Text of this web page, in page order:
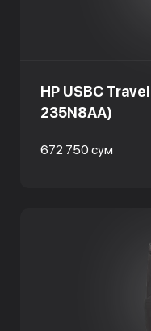
HP USBC
235N8AA)
672 750 сум